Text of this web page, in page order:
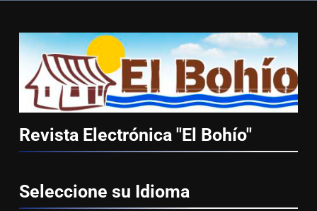
Revista Electrónica "El Bohío"
Seleccione su Idioma